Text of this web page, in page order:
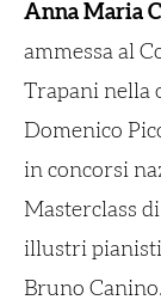
Anna Maria
ammessa al
Trapani nella
Domenico
in concorsi
Masterclass
illustri
Bruno